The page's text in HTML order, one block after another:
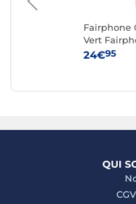
Fairphone
Vert
24€95
QUI
CGV